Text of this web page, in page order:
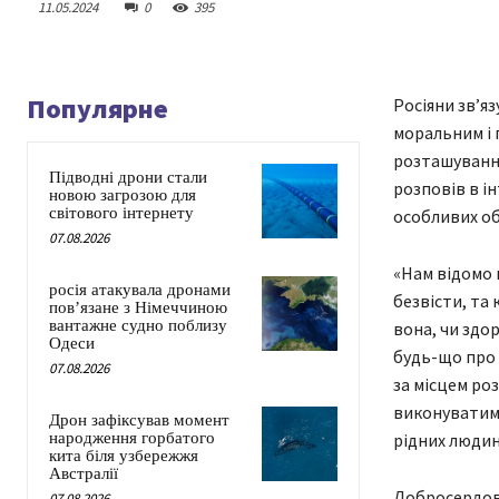
11.05.2024 0 395
Популярне
Підводні дрони стали
новою загрозою для
світового інтернету
07.08.2026
росія атакувала дронами
пов’язане з Німеччиною
вантажне судно поблизу
Одеси
07.08.2026
Дрон зафіксував момент
народження горбатого
кита біля узбережжя
Австралії
Росіяни
моральним і
розповів в
особливих
«Нам відомо
безвісти, та
вона, чи
будь-що про
за місцем
рідних